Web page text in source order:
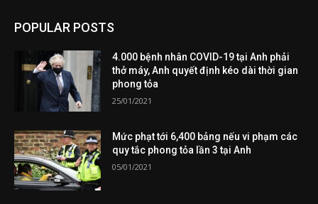
POPULAR POSTS
4.000 bệnh nhân COVID-19 tại Anh phải
thở máy, Anh quyết định kéo dài thời gian
phong tỏa
25/01/2021
Mức phạt tới 6,400 bảng nếu vi phạm các
quy tắc phong tỏa lần 3 tại Anh
05/01/2021